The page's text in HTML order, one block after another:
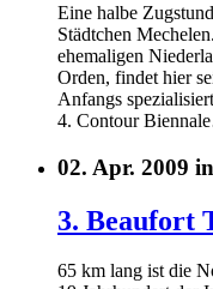
Eine halbe
Städtchen
ehemaligen
Orden, findet hier
Anfangs
4. Contour
02. Apr. 2009 in
3. Beaufort
65 km lang ist die